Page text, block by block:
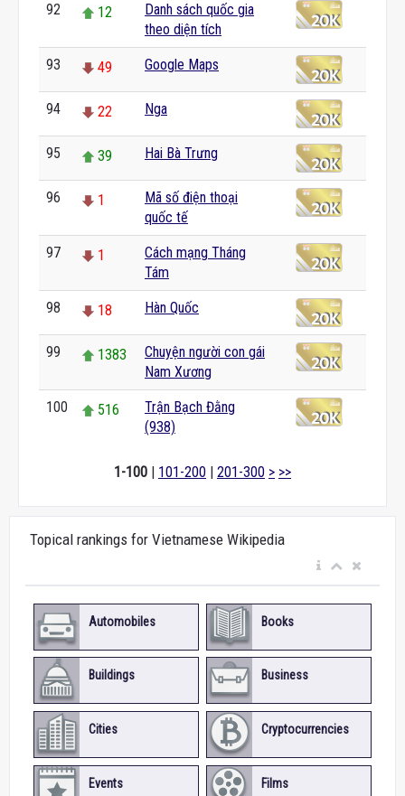
92 12
Danh sách quốc gia
theo diện tích
93 49 Google Maps
94 22 Nga
95 39 Hai Bà Trưng
96 1
Mã số điện thoại
quốc tế
97 1
Cách mạng Tháng
Tám
98 18 Hàn Quốc
99 1383
Chuyện người con gái
Nam Xương
100 516
Trận Bạch Đằng
(938)
1-100 | 101-200 | 201-300 > >>
Topical rankings for Vietnamese Wikipedia
Automobiles Books
Buildings Business
Cities Cryptocurrencies
Events Films